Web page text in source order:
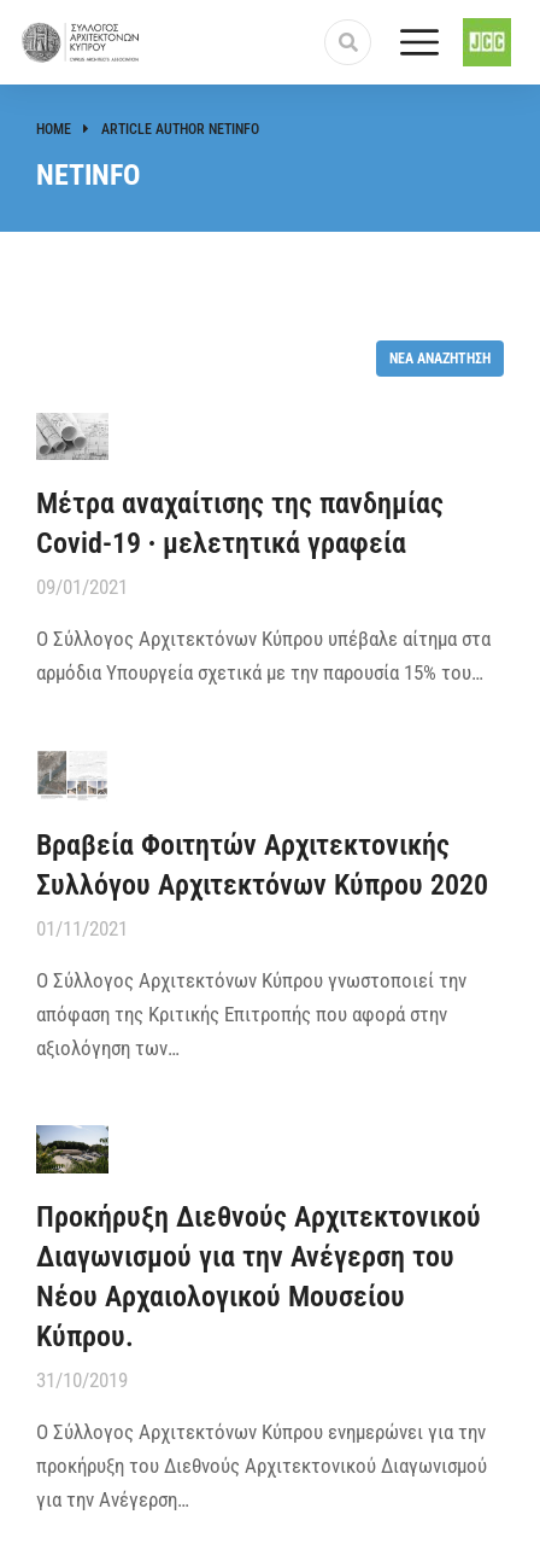
You are here:
HOME ARTICLE AUTHOR NETINFO
NETINFO
ΝΈΑ ΑΝΑΖΉΤΗΣΗ
Μέτρα αναχαίτισης της πανδημίας
Covid-19 ∙ μελετητικά γραφεία
09/01/2021
Ο Σύλλογος Αρχιτεκτόνων Κύπρου υπέβαλε αίτημα στα
αρμόδια Υπουργεία σχετικά με την παρουσία 15% του…
Βραβεία Φοιτητών Αρχιτεκτονικής
Συλλόγου Αρχιτεκτόνων Κύπρου 2020
01/11/2021
Ο Σύλλογος Αρχιτεκτόνων Κύπρου γνωστοποιεί την
απόφαση της Κριτικής Επιτροπής που αφορά στην
αξιολόγηση των…
Προκήρυξη Διεθνούς Αρχιτεκτονικού
Διαγωνισμού για την Ανέγερση του
Νέου Αρχαιολογικού Μουσείου
Κύπρου.
31/10/2019
Ο Σύλλογος Αρχιτεκτόνων Κύπρου ενημερώνει για την
προκήρυξη του Διεθνούς Αρχιτεκτονικού Διαγωνισμού
για την Ανέγερση…